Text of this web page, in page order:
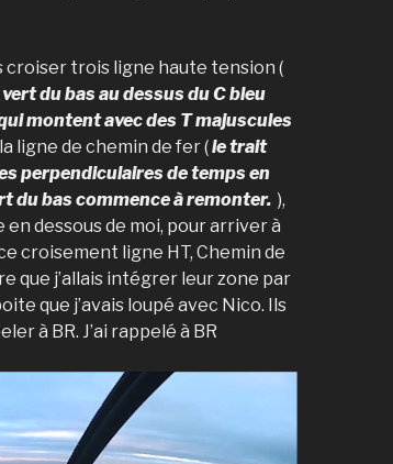
croiser trois ligne haute tension (
du bas au dessus du C bleu
montent avec des T majuscules
ligne de chemin de fer (le trait
perpendiculaires de temps en
du bas commence à remonter. ),
en dessous de moi, pour arriver à
croisement ligne HT, Chemin de
que j’allais intégrer leur zone par
que j’avais loupé avec Nico. Ils
à BR. J’ai rappelé à BR